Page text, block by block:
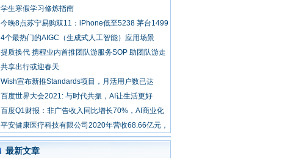
芽业务齐发力
学生寒假学习修炼指南
今晚8点苏宁易购双11：iPhone低至5238 茅台1499
4个最热门的AIGC（生成式人工智能）应用场景
提质换代 携程业内首推团队游服务SOP 助团队游走
入正向发展
共享出行或迎春天
Wish宣布新推Standards项目，月活用户数已达
9000万
百度世界大会2021: 与时代共振，AI让生活更好
百度Q1财报：非广告收入同比增长70%，AI商业化
提速
平安健康医疗科技有限公司2020年营收68.66亿元，
全面推进战略升
最新文章